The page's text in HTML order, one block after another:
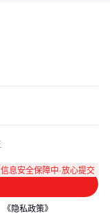
信息安全保障中·放心提交
《隐私政策》